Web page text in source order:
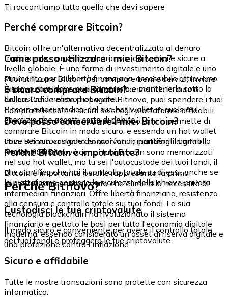
Ti raccontiamo tutto quello che devi sapere
Perché comprare Bitcoin?
Bitcoin offre un'alternativa decentralizzata al denaro
tradizionale, consentendo transazioni veloci e sicure a
livello globale. È una forma di investimento digitale e uno
strumento per la libertà finanziaria, accessibile attraverso
Bitnovo.com, dove puoi comprarlo e mantenerlo sotto la
tua custodia nel suo hot wallet.
Come posso utilizzare i miei Bitcoin?
Puoi utilizzare Bitcoin per comprare beni e servizi, inviare
denaro a livello internazionale o convertirlo in euro o
dollari. Con le carte prepagate Bitnovo, puoi spendere i tuoi
Bitcoin autocustodiati dal suo hot wallet in qualsiasi
esercizio che accetti carte di debito.
È sicuro comprare Bitcoin?
Comprare Bitcoin è sicuro se scegli piattaforme affidabili
che rispettano le normative. Bitnovo.com ti permette di
comprare Bitcoin in modo sicuro, e essendo un hot wallet
dove sei autocustode dei tuoi fondi, mantieni il controllo
diretto su di essi.
Dove posso conservare i miei Bitcoin?
I tuoi Bitcoin vengono conservati in portafogli digitali
(wallet). Su Bitnovo.com, i tuoi Bitcoin sono memorizzati
nel suo hot wallet, ma tu sei l'autocustode dei tuoi fondi, il
che significa che hai il controllo totale su di essi, anche se
la piattaforma gestisce la sicurezza della chiave privata.
Perché Bitcoin è importante?
Bitcoin è importante perché rappresenta la prima
criptovaluta decentralizzata che elimina la necessità di
intermediari finanziari. Offre libertà finanziaria, resistenza
alla censura e controllo totale sui tuoi fondi. La sua
tecnologia blockchain ha rivoluzionato il sistema
finanziario e gettato le basi per tutta l'economia digitale
moderna, essendo considerato un asset di riserva digitale e
una protezione contro l'inflazione.
Perché Bitnovo?
Custodisci le tue criptovalute
Il modo sicuro e conveniente per avere il controllo totale
dei tuoi fondi e proteggere le tue criptovalute.
Sicuro e affidabile
Tutte le nostre transazioni sono protette con sicurezza
informatica.